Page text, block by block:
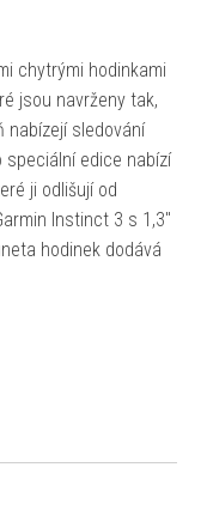
chytrými hodinkami
jsou navrženy tak,
nabízejí sledování
edice nabízí
ji odlišují od
Instinct 3 s 1,3"
hodinek dodává